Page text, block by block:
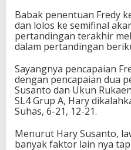
f
i
r
Babak penentuan Fredy
dan lolos ke semifinal
pertandingan terakhir
dalam pertandingan
Sayangnya pencapaian
dengan pencapaian dua
Susanto dan Ukun
SL4 Grup A, Hary
Suhas, 6-21, 12-21.
Menurut Hary Susanto,
banyak faktor lain nya